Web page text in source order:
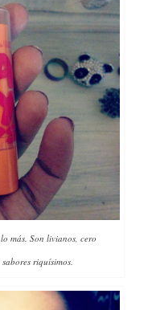
más. Son livianos, cero
riquísimos.